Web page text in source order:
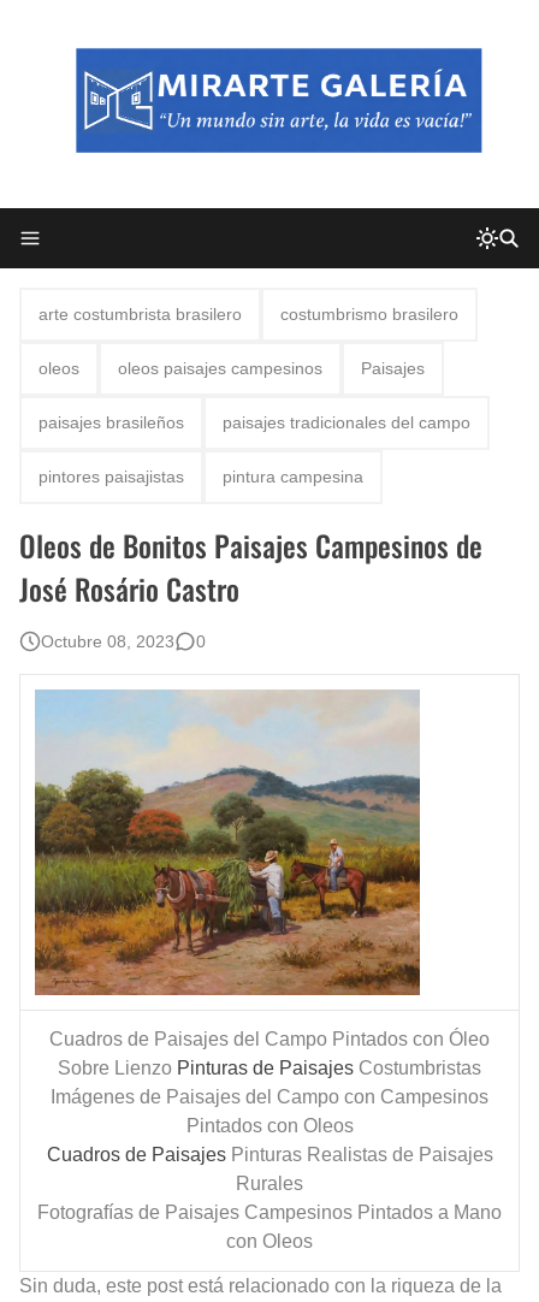
arte costumbrista brasilero costumbrismo brasilero
oleos oleos paisajes campesinos Paisajes
paisajes brasileños paisajes tradicionales del campo
pintores paisajistas pintura campesina
Oleos de Bonitos Paisajes Campesinos de
José Rosário Castro
Octubre 08, 2023 0
Cuadros de Paisajes del Campo Pintados con Óleo
Sobre Lienzo Pinturas de Paisajes Costumbristas
Imágenes de Paisajes del Campo con Campesinos
Pintados con Oleos
Cuadros de Paisajes Pinturas Realistas de Paisajes
Rurales
Fotografías de Paisajes Campesinos Pintados a Mano
con Oleos
Sin duda, este post está relacionado con la riqueza de la